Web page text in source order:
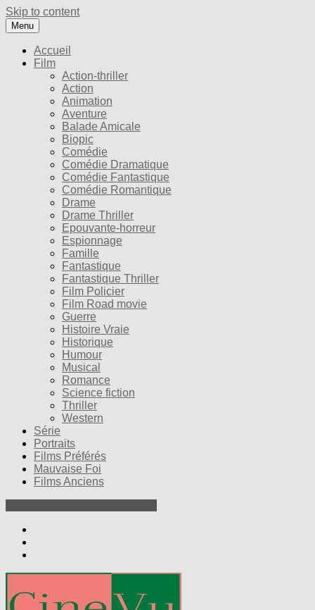
Skip to content
Menu
Accueil
Film
Action-thriller
Action
Animation
Aventure
Balade Amicale
Biopic
Comédie
Comédie Dramatique
Comédie Fantastique
Comédie Romantique
Drame
Drame Thriller
Epouvante-horreur
Espionnage
Famille
Fantastique
Fantastique Thriller
Film Policier
Film Road movie
Guerre
Histoire Vraie
Historique
Humour
Musical
Romance
Science fiction
Thriller
Western
Série
Portraits
Films Préférés
Mauvaise Foi
Films Anciens